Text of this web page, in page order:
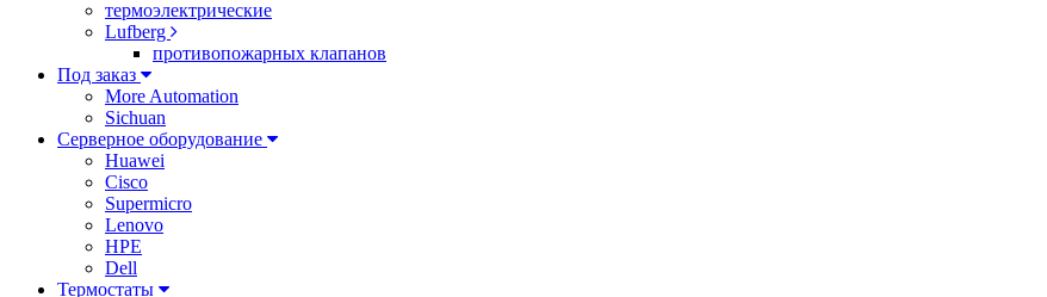
термоэлектрические
Lufberg
противопожарных клапанов
Под заказ
More Automation
Sichuan
Серверное оборудование
Huawei
Cisco
Supermicro
Lenovo
HPE
Dell
Термостаты